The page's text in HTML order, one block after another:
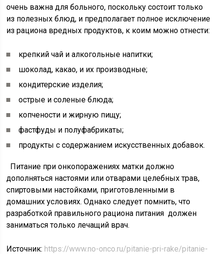
очень важна для больного, поскольку состоит только
из полезных блюд, и предполагает полное исключение
из рациона вредных продуктов, к коим можно отнести:
крепкий чай и алкогольные напитки;
шоколад, какао, и их производные;
кондитерские изделия;
острые и соленые блюда;
копчености и жирную пищу;
фастфуды и полуфабрикаты;
продукты с содержанием искусственных добавок.
Питание при онкопоражениях матки должно
дополняться настоями или отварами целебных трав,
спиртовыми настойками, приготовленными в
домашних условиях. Однако следует помнить, что
разработкой правильного рациона питания должен
заниматься только лечащий врач.
Источник: https://www.no-onco.ru/pitanie-pri-rake/pitanie-